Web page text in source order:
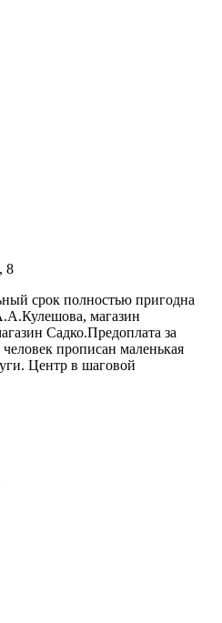
8
срок полностью пригодна
магазин
Садко.Предоплата за
прописан маленькая
Центр в шаговой